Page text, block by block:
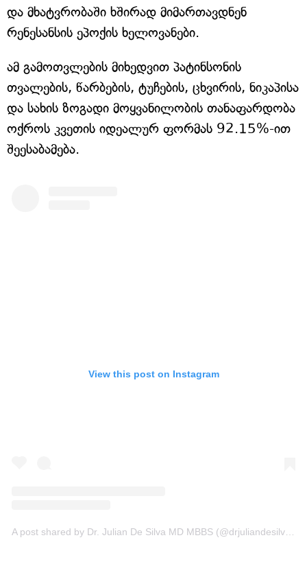
და მხატვრობაში ხშირად მიმართავდნენ
რენესანსის ეპოქის ხელოვანები.
ამ გამოთვლების მიხედვით პატინსონის
თვალების, წარბების, ტუჩების, ცხვირის, ნიკაპისა
და სახის ზოგადი მოყვანილობის თანაფარდობა
ოქროს კვეთის იდეალურ ფორმას 92.15%-ით
შეესაბამება.
View this post on Instagram
A post shared by Dr. Julian De Silva MD MBBS (@drjuliandesilva)